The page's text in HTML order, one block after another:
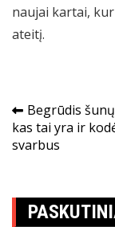
naujai kartai,
ateitį.
Navigacija
tarp
Begrūdis
kas tai yra ir
svarbus